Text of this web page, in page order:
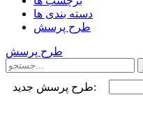
دسته بندی ها
طرح پرسش
طرح پرسش
طرح پرسش جدید: